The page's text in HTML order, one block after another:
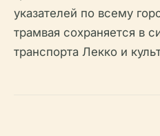
указателей по всему
трамвая сохраняется в
транспорта Лекко и